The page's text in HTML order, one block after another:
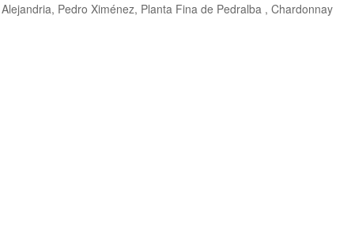
Pedro Ximénez, Planta Fina de Pedralba , Chardonnay